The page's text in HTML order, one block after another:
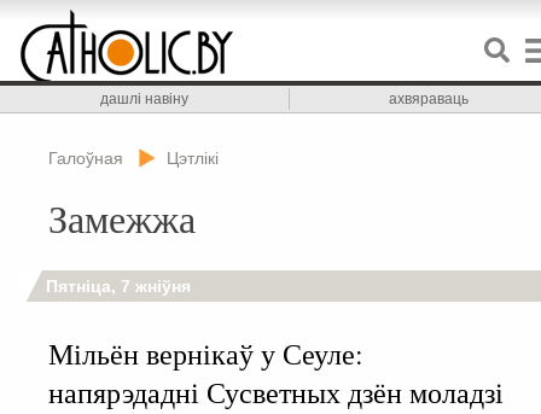
дашлі навіну ахвяраваць
Галоўная Цэтлікі
Замежжа
Пятніца, 7 жніўня
Мільён вернікаў у Сеуле:
напярэдадні Сусветных дзён моладзі